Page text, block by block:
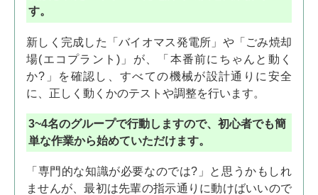
す。
新しく完成した「バイオマス発電所」や「ごみ焼却
場(エコプラント)」が、「本番前にちゃんと動く
か?」を確認し、すべての機械が設計通りに安全
に、正しく動くかのテストや調整を行います。
3~4名のグループで行動しますので、初心者でも簡
単な作業から始めていただけます。
「専門的な知識が必要なのでは?」と思うかもしれ
ませんが、最初は先輩の指示通りに動けばいいので